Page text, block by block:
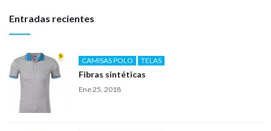
Entradas recientes
CAMISAS POLO TELAS
Fibras sintéticas
Ene 25, 2018